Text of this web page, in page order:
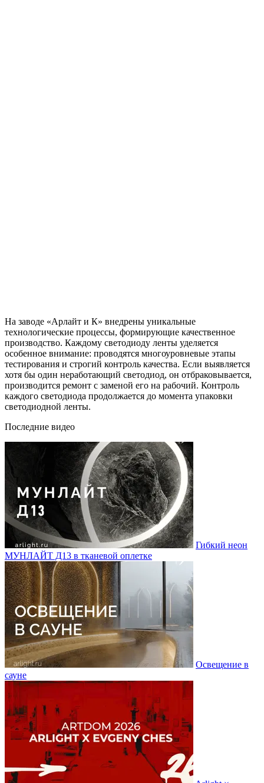
На заводе «Арлайт и К» внедрены уникальные
технологические процессы, формирующие качественное
производство. Каждому светодиоду ленты уделяется
особенное внимание: проводятся многоуровневые этапы
тестирования и строгий контроль качества. Если выявляется
хотя бы один неработающий светодиод, он отбраковывается,
производится ремонт с заменой его на рабочий. Контроль
каждого светодиода продолжается до момента упаковки
светодиодной ленты.
Последние видео
Гибкий неон
МУНЛАЙТ Д13 в тканевой оплетке
Освещение в
сауне